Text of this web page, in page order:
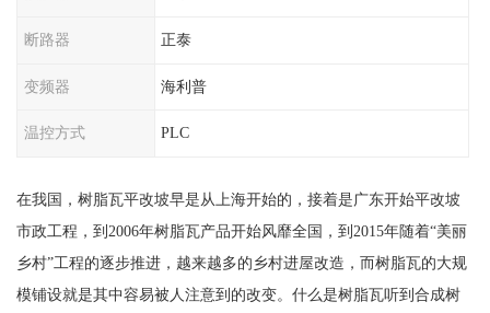
断路器 正泰
变频器 海利普
温控方式 PLC
在我国，树脂瓦平改坡早是从上海开始的，接着是广东开始平改坡
市政工程，到2006年树脂瓦产品开始风靡全国，到2015年随着“美丽
乡村”工程的逐步推进，越来越多的乡村进屋改造，而树脂瓦的大规
模铺设就是其中容易被人注意到的改变。什么是树脂瓦听到合成树